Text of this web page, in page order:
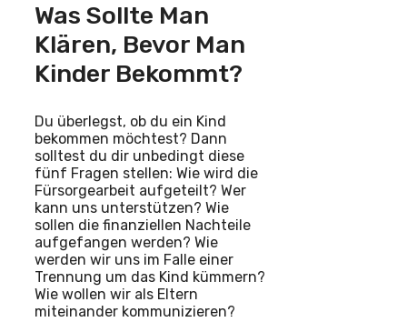
Was Sollte Man
Klären, Bevor Man
Kinder Bekommt?
Du überlegst, ob du ein Kind
bekommen möchtest? Dann
solltest du dir unbedingt diese
fünf Fragen stellen: Wie wird die
Fürsorgearbeit aufgeteilt? Wer
kann uns unterstützen? Wie
sollen die finanziellen Nachteile
aufgefangen werden? Wie
werden wir uns im Falle einer
Trennung um das Kind kümmern?
Wie wollen wir als Eltern
miteinander kommunizieren?